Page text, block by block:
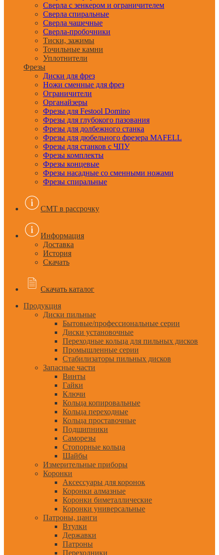
Сверла с зенкером и ограничителем
Сверла спиральные
Сверла чашечные
Сверла-пробочники
Тиски, зажимы
Точильные камни
Уплотнители
Фрезы
Диски для фрез
Ножи сменные для фрез
Ограничители
Органайзеры
Фрезы для Festool Domino
Фрезы для глубокого пазования
Фрезы для долбежного станка
Фрезы для дюбельного фрезера MAFELL
Фрезы для станков с ЧПУ
Фрезы комплекты
Фрезы концевые
Фрезы насадные со сменными ножами
Фрезы спиральные
CMT в рассрочку
Информация
Доставка
История
Скачать
Скачать каталог
Продукция
Диски пильные
Бытовые/профессиональные серии
Диски установочные
Переходные кольца для пильных дисков
Промышленные серии
Стабилизаторы пильных дисков
Запасные части
Винты
Гайки
Ключи
Кольца копировальные
Кольца переходные
Кольца проставочные
Подшипники
Саморезы
Стопорные кольца
Шайбы
Измерительные приборы
Коронки
Аксессуары для коронок
Коронки алмазные
Коронки биметаллические
Коронки универсальные
Патроны, цанги
Втулки
Державки
Патроны
Переходники